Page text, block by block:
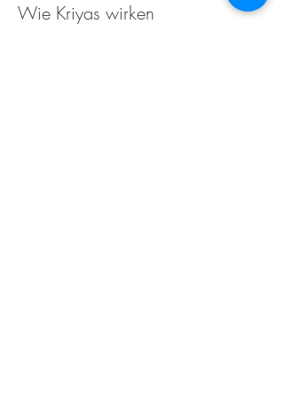
Wie Kriyas wirken